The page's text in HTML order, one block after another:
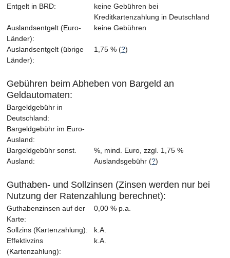
Entgelt in BRD:
keine Gebühren bei
Kreditkartenzahlung in Deutschland
Auslandsentgelt (Euro-
Länder):
keine Gebühren
Auslandsentgelt (übrige
Länder):
1,75 % (?)
Gebühren beim Abheben von Bargeld an
Geldautomaten:
Bargeldgebühr in
Deutschland:
Bargeldgebühr im Euro-
Ausland:
Bargeldgebühr sonst.
Ausland:
%, mind. Euro, zzgl. 1,75 %
Auslandsgebühr (?)
Guthaben- und Sollzinsen (Zinsen werden nur bei
Nutzung der Ratenzahlung berechnet):
Guthabenzinsen auf der
Karte:
0,00 % p.a.
Sollzins (Kartenzahlung):
k.A.
Effektivzins
(Kartenzahlung):
k.A.